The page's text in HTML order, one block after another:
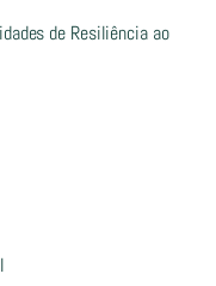
de Resiliência ao